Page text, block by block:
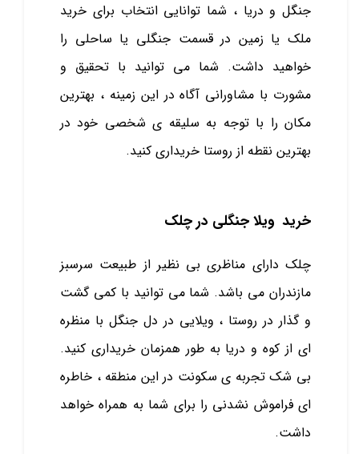
جنگل و دریا ، شما توانایی انتخاب برای خرید
ملک یا زمین در قسمت جنگلی یا ساحلی را
خواهید داشت. شما می توانید با تحقیق و
مشورت با مشاورانی آگاه در این زمینه ، بهترین
مکان را با توجه به سلیقه ی شخصی خود در
بهترین نقطه از روستا خریداری کنید.
خرید ویلا جنگلی در چلک
چلک دارای مناظری بی نظیر از طبیعت سرسبز
مازندران می باشد. شما می توانید با کمی گشت
و گذار در روستا ، ویلایی در دل جنگل با منظره
ای از کوه و دریا به طور همزمان خریداری کنید.
بی شک تجربه ی سکونت در این منطقه ، خاطره
ای فراموش نشدنی را برای شما به همراه خواهد
داشت.